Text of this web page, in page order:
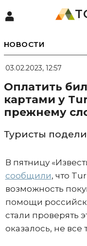
НОВОСТИ
03.02.2023, 12:57
Оплатить
картами у
прежнему
Туристы
В пятницу
сообщили, что
возможность
помощи
стали проверять
оказалось, не все